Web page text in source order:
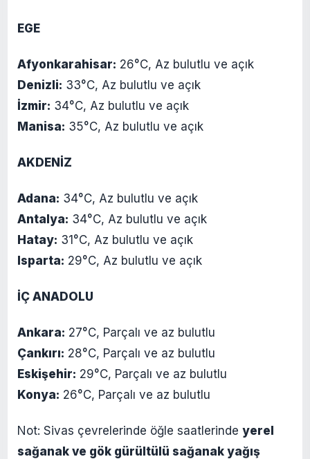
EGE
Afyonkarahisar: 26°C, Az bulutlu ve açık
Denizli: 33°C, Az bulutlu ve açık
İzmir: 34°C, Az bulutlu ve açık
Manisa: 35°C, Az bulutlu ve açık
AKDENİZ
Adana: 34°C, Az bulutlu ve açık
Antalya: 34°C, Az bulutlu ve açık
Hatay: 31°C, Az bulutlu ve açık
Isparta: 29°C, Az bulutlu ve açık
İÇ ANADOLU
Ankara: 27°C, Parçalı ve az bulutlu
Çankırı: 28°C, Parçalı ve az bulutlu
Eskişehir: 29°C, Parçalı ve az bulutlu
Konya: 26°C, Parçalı ve az bulutlu
Not: Sivas çevrelerinde öğle saatlerinde yerel
sağanak ve gök gürültülü sağanak yağış